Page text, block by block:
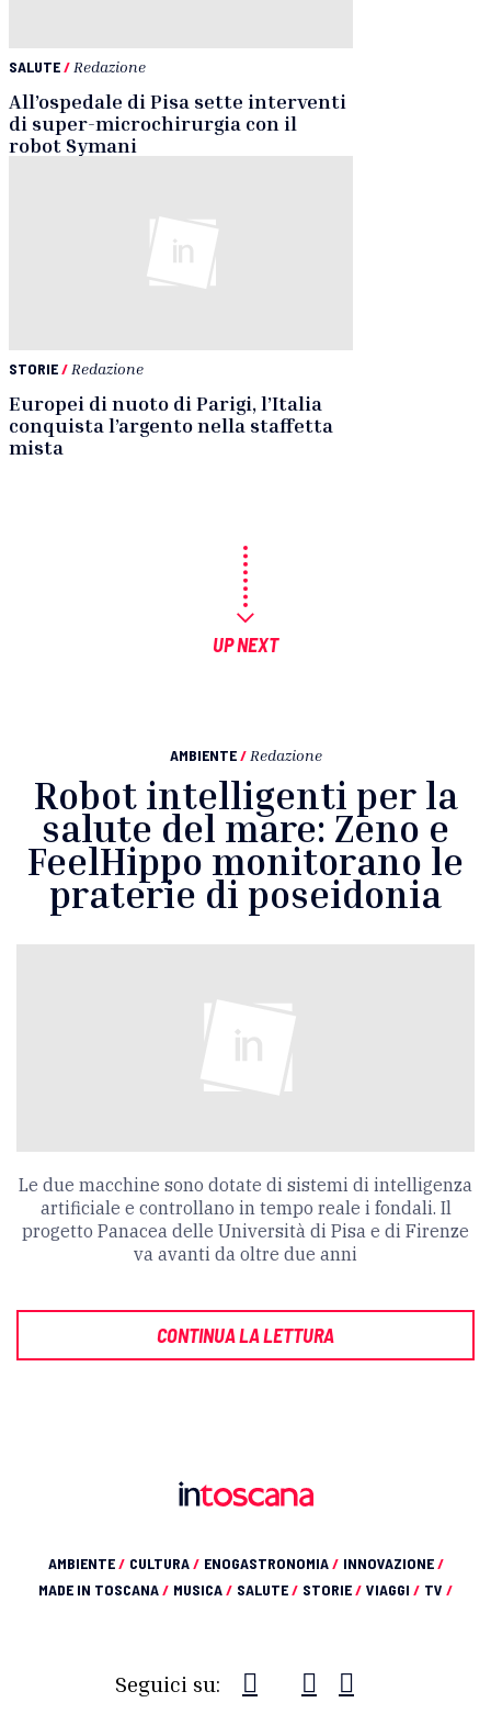
SALUTE/ Redazione
All’ospedale di Pisa sette interventi
di super-microchirurgia con il
robot Symani
STORIE/ Redazione
Europei di nuoto di Parigi, l’Italia
conquista l’argento nella staffetta
mista
UP NEXT
AMBIENTE / Redazione
Robot intelligenti per la
salute del mare: Zeno e
FeelHippo monitorano le
praterie di poseidonia
Le due macchine sono dotate di sistemi di intelligenza
artificiale e controllano in tempo reale i fondali. Il
progetto Panacea delle Università di Pisa e di Firenze
va avanti da oltre due anni
CONTINUA LA LETTURA
AMBIENTE/ CULTURA/ ENOGASTRONOMIA/ INNOVAZIONE/
MADE IN TOSCANA/ MUSICA/ SALUTE/ STORIE/ VIAGGI / TV /
Seguici su: